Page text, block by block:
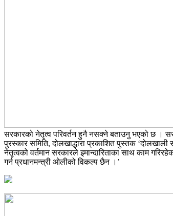
सरकारको नेतृत्व परिवर्तन हुनै नसक्ने बताउनु भएको छ ।
पुरस्कार समिति, दोलखाद्धारा प्रकाशित पुस्तक ‘दोलखाली
नेतृत्वको वर्तमान सरकारले इमान्दारिताका साथ काम
गर्न प्रधानमन्त्री ओलीको विकल्प छैन ।’